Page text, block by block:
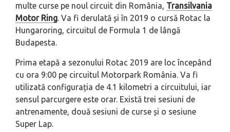
multe curse pe noul circuit din România, Transilvania
Motor Ring. Va fi derulată și în 2019 o cursă Rotac la
Hungaroring, circuitul de Formula 1 de lângă
Budapesta.
Prima etapă a sezonului Rotac 2019 are loc începând
cu ora 9:00 pe circuitul Motorpark România. Va fi
utilizată configurația de 4.1 kilometri a circuitului, iar
sensul parcurgere este orar. Există trei sesiuni de
antrenamente, două sesiuni de curse și o sesiune
Super Lap.